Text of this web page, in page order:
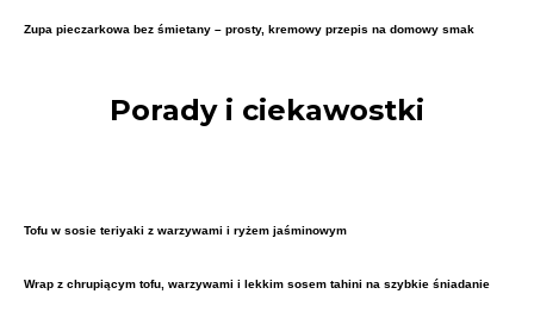
Zupa pieczarkowa bez śmietany – prosty, kremowy przepis na domowy smak
Porady i ciekawostki
Tofu w sosie teriyaki z warzywami i ryżem jaśminowym
Wrap z chrupiącym tofu, warzywami i lekkim sosem tahini na szybkie śniadanie